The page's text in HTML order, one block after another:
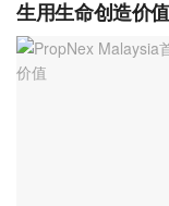
生用生命创造价值